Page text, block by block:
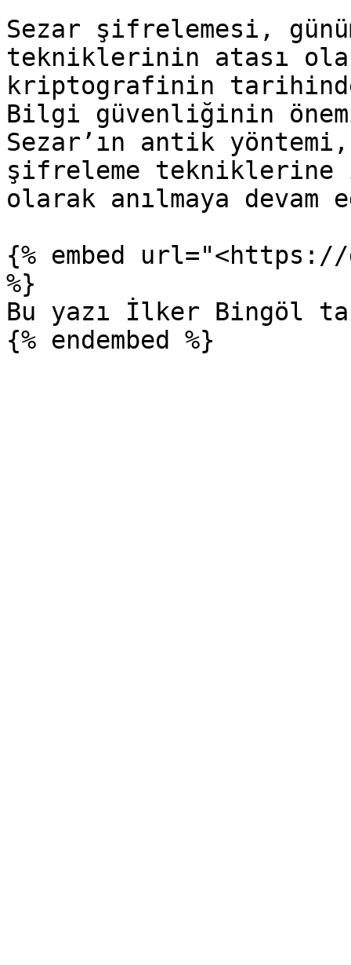
Sezar şifrelemesi,
tekniklerinin atası
kriptografinin
Bilgi güvenliğinin
Sezar’ın antik
şifreleme tekniklerine
olarak anılmaya devam
{% embed
%}
Bu yazı İlker Bingöl